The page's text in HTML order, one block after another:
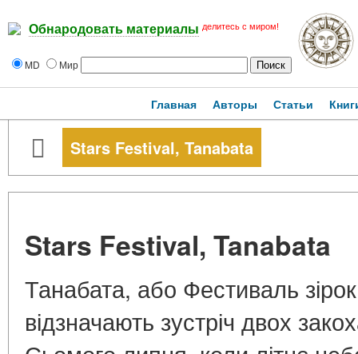
Обнародовать материалы делитесь с миром!
MD Мир
Главная Авторы Статьи
Stars Festival, Tanabata
Stars Festival, Tanabata
Танабата, або Фестиваль
відзначають зустріч двох